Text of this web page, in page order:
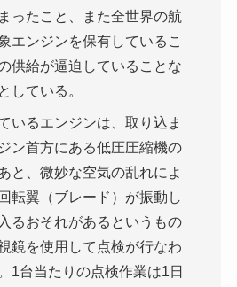
ったこと、また全世界の航
エンジンを保有しているこ
供給が逼迫していることな
している。
いるエンジンは、取り込ま
ン首方にある低圧圧縮機の
と、微妙な空気の乱れによ
転翼（ブレード）が振動し
るおそれがあるというもの
鏡を使用して点検が行なわ
1台当たりの点検作業は1日